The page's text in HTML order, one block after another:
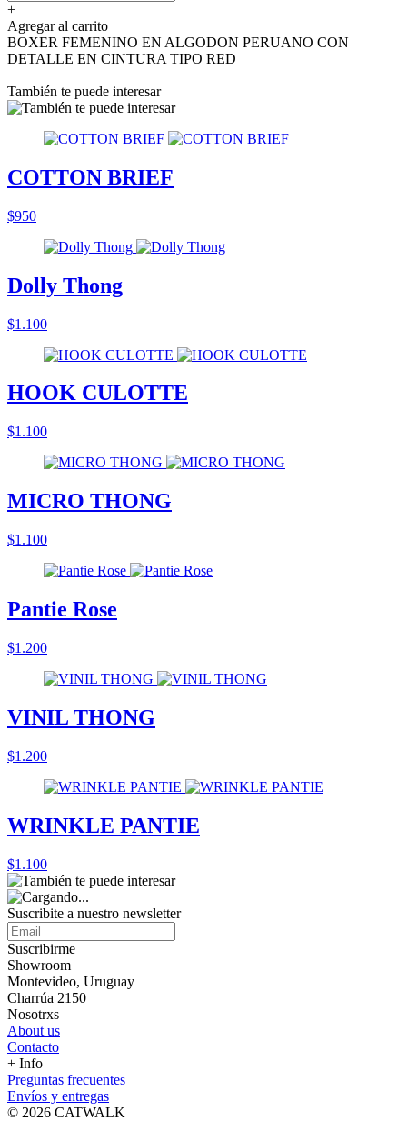
+
Agregar al carrito
BOXER FEMENINO EN ALGODON PERUANO CON
DETALLE EN CINTURA TIPO RED
También te puede interesar
COTTON BRIEF
$950
Dolly Thong
$1.100
HOOK CULOTTE
$1.100
MICRO THONG
$1.100
Pantie Rose
$1.200
VINIL THONG
$1.200
WRINKLE PANTIE
$1.100
Suscribite a nuestro newsletter
Suscribirme
Showroom
Montevideo, Uruguay
Charrúa 2150
Nosotrxs
About us
Contacto
+ Info
Preguntas frecuentes
Envíos y entregas
© 2026 CATWALK